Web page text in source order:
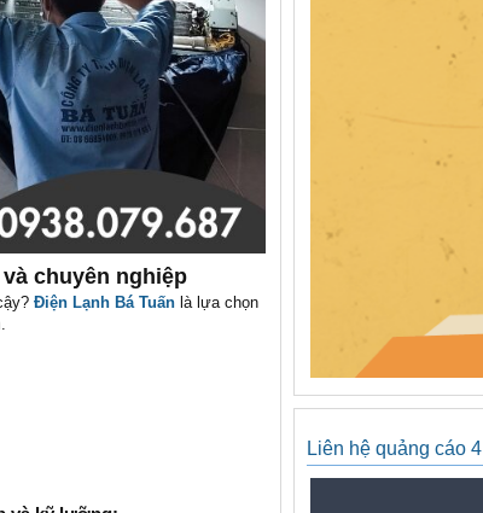
chuyên nghiệp
Điện Lạnh Bá Tuấn là lựa chọn
Liên hệ quảng cáo 4